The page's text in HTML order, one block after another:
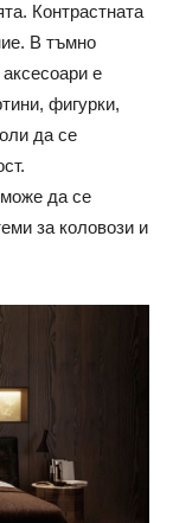
Контрастната
В тъмно
е
фигурки,
да се
може да се
за коловози и